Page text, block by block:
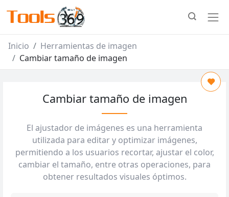
Inicio
Herramientas de imagen
Cambiar tamaño de imagen
Cambiar tamaño de imagen
El ajustador de imágenes es una herramienta
utilizada para editar y optimizar imágenes,
permitiendo a los usuarios recortar, ajustar el color,
cambiar el tamaño, entre otras operaciones, para
obtener resultados visuales óptimos.